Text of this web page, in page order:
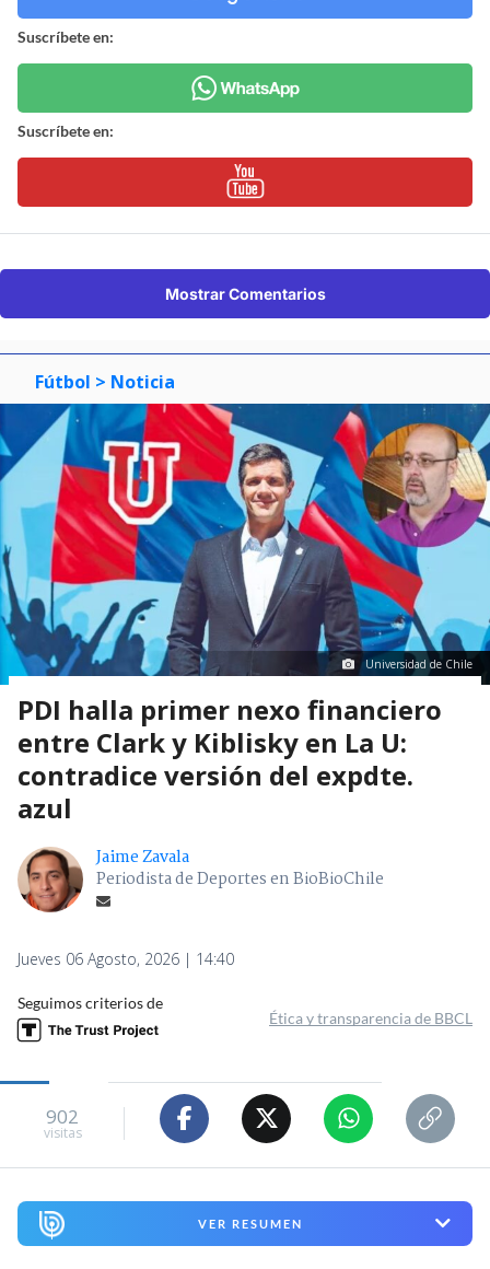
Suscríbete en:
Suscríbete en:
Mostrar Comentarios
Fútbol > Noticia
Universidad de Chile
PDI halla primer nexo financiero
entre Clark y Kiblisky en La U:
contradice versión del expdte.
azul
Jaime Zavala
Periodista de Deportes en BioBioChile
Jueves 06 Agosto, 2026 | 14:40
Seguimos criterios de
Ética y transparencia de BBCL
902
visitas
VER RESUMEN